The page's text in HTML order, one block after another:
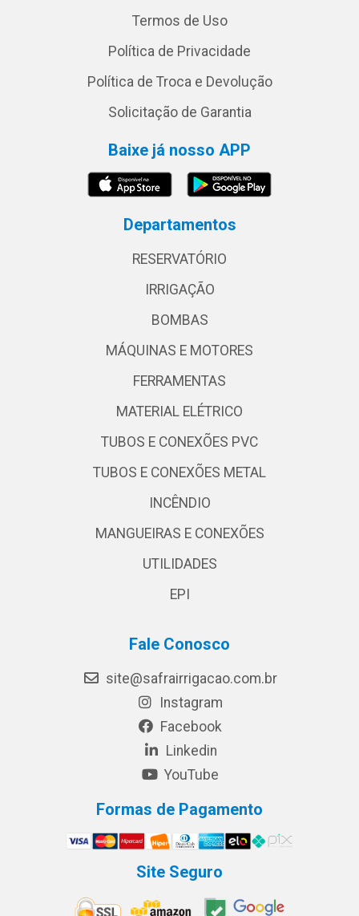
Termos de Uso
Política de Privacidade
Política de Troca e Devolução
Solicitação de Garantia
Baixe já nosso APP
Departamentos
RESERVATÓRIO
IRRIGAÇÃO
BOMBAS
MÁQUINAS E MOTORES
FERRAMENTAS
MATERIAL ELÉTRICO
TUBOS E CONEXÕES PVC
TUBOS E CONEXÕES METAL
INCÊNDIO
MANGUEIRAS E CONEXÕES
UTILIDADES
EPI
Fale Conosco
site@safrairrigacao.com.br
Instagram
Facebook
Linkedin
YouTube
Formas de Pagamento
Site Seguro